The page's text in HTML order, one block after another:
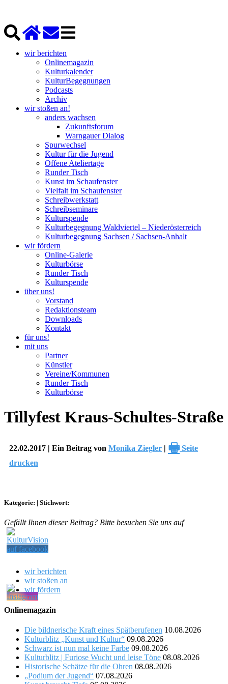
wir berichten
Onlinemagazin
Kulturkalender
KulturBegegnungen
Podcasts
Archiv
wir stoßen an!
anders wachsen
Zukunftsforum
Warngauer Dialog
Spurwechsel
Kultur für die Jugend
Offene Ateliertage
Runder Tisch
Kunst im Schaufenster
Vielfalt im Schaufenster
Schreibwerkstatt
Schreibseminare
Kulturspende
Kulturbegegnung Waldviertel – Niederösterreich
Kulturbegegnung Sachsen / Sachsen-Anhalt
wir fördern
Online-Galerie
Kulturbörse
Runder Tisch
Kulturspende
über uns!
Vorstand
Redaktionsteam
Downloads
Kontakt
für uns!
mit uns
Partner
Künstler
Vereine/Kommunen
Runder Tisch
Kulturbörse
Tillyfest Kraus-Schultes-Straße
22.02.2017 | Ein Beitrag von Monika Ziegler | 🖶 Seite
drucken
Kategorie: | Stichwort:
Gefällt Ihnen dieser Beitrag? Bitte besuchen Sie uns auf
wir berichten
wir stoßen an
wir fördern
Onlinemagazin
Die bildnerische Kraft eines Spätberufenen 10.08.2026
Kulturblitz „Kunst und Kultur“ 09.08.2026
Schwarz ist nun mal keine Farbe 09.08.2026
Kulturblitz | Furiose Wucht und leise Töne 08.08.2026
Historische Schätze für die Ohren 08.08.2026
„Podium der Jugend“ 07.08.2026